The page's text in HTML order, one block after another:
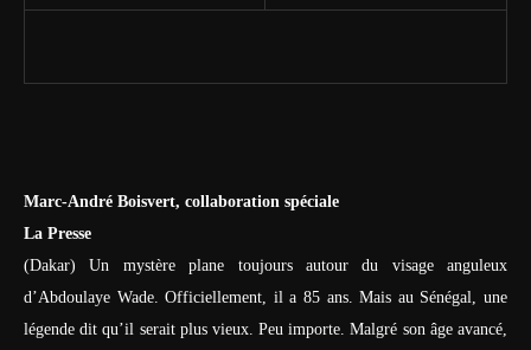
Marc-André Boisvert, collaboration spéciale
La Presse
(Dakar) Un mystère plane toujours autour du visage anguleux
d’Abdoulaye Wade. Officiellement, il a 85 ans. Mais au Sénégal, une
légende dit qu’il serait plus vieux. Peu importe. Malgré son âge avancé,